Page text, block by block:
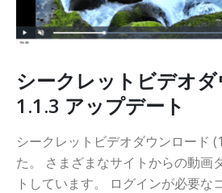
シークレットビデオ
1.1.3 アップデート
シークレットビデオダウンロード
た。 さまざまなサイトからの動画
トしています。 ログインが必要な